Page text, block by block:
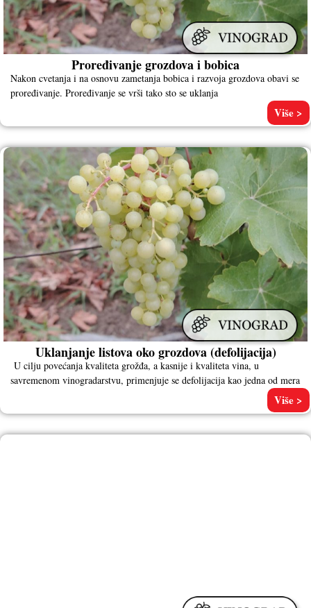
Proređivanje grozdova i bobica
Nakon cvetanja i na osnovu zametanja bobica i razvoja grozdova obavi se
proređivanje. Proređivanje se vrši tako sto se uklanja
Više >
Uklanjanje listova oko grozdova (defolijacija)
U cilju povećanja kvaliteta grožđa, a kasnije i kvaliteta vina, u
savremenom vinogradarstvu, primenjuje se defolijacija kao jedna od mera
Više >